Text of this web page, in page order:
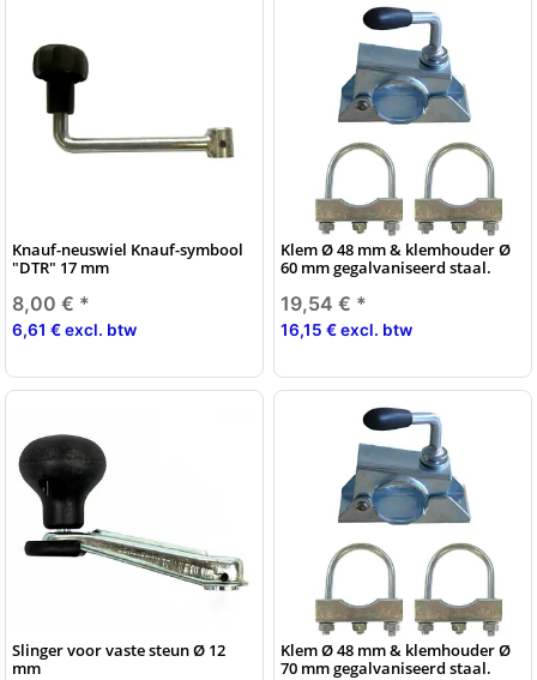
Knauf-neuswiel Knauf-symbool
"DTR" 17 mm
8,00 € *
6,61 € excl. btw
Klem Ø 48 mm & klemhouder Ø
60 mm gegalvaniseerd staal.
19,54 € *
16,15 € excl. btw
Slinger voor vaste steun Ø 12
mm
Klem Ø 48 mm & klemhouder Ø
70 mm gegalvaniseerd staal.